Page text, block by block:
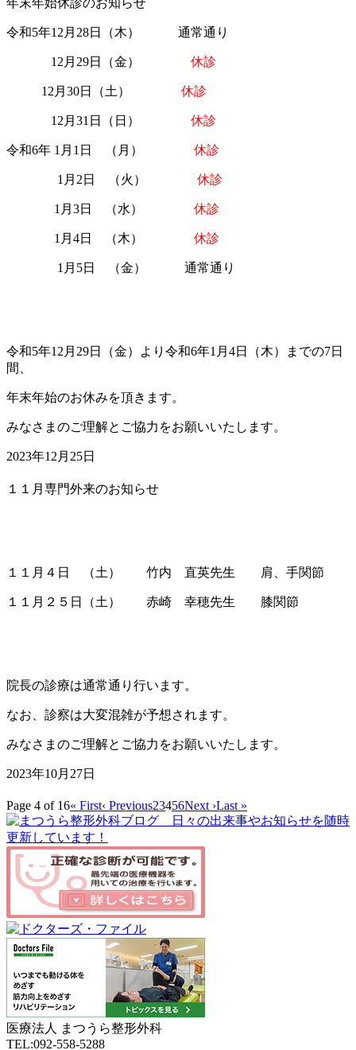
年末年始休診のお知らせ
令和5年12月28日（木） 通常通り
12月29日（金） 休診
12月30日（土） 休診
12月31日（日） 休診
令和6年 1月1日 （月） 休診
1月2日 （火） 休診
1月3日 （水） 休診
1月4日 （木） 休診
1月5日 （金） 通常通り
令和5年12月29日（金）より令和6年1月4日（木）までの7日
間、
年末年始のお休みを頂きます。
みなさまのご理解とご協力をお願いいたします。
2023年12月25日
１１月専門外来のお知らせ
１１月４日 （土） 竹内 直英先生 肩、手関節
１１月２５日（土） 赤崎 幸穂先生 膝関節
院長の診療は通常通り行います。
なお、診察は大変混雑が予想されます。
みなさまのご理解とご協力をお願いいたします。
2023年10月27日
Page 4 of 16« First‹ Previous23456Next ›Last »
医療法人 まつうら整形外科
TEL:092-558-5288